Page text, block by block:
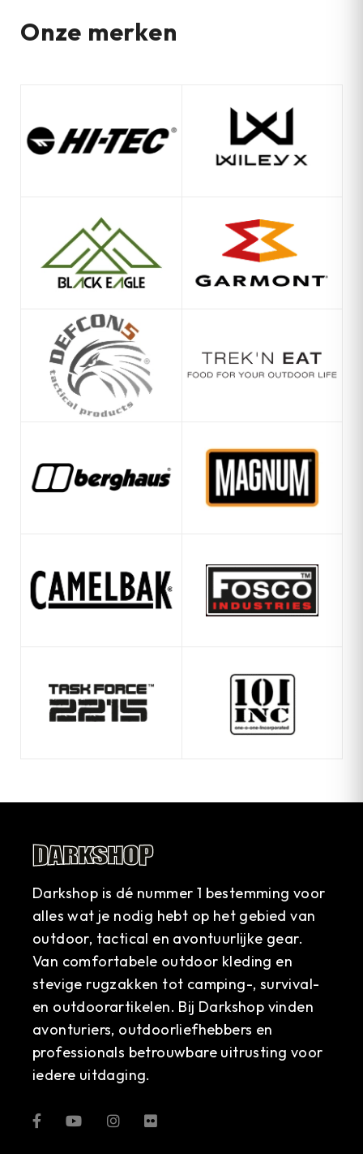
Onze merken
Darkshop is dé nummer 1 bestemming voor
alles wat je nodig hebt op het gebied van
outdoor, tactical en avontuurlijke gear.
Van comfortabele outdoor kleding en
stevige rugzakken tot camping-, survival-
en outdoorartikelen. Bij Darkshop vinden
avonturiers, outdoorliefhebbers en
professionals betrouwbare uitrusting voor
iedere uitdaging.